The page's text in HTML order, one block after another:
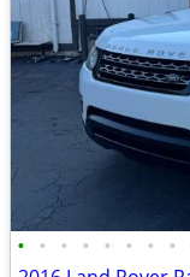
• • • • • • • •